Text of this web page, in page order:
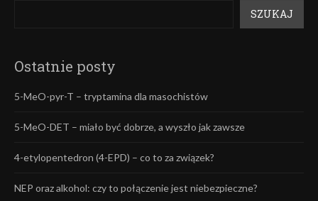
SZUKAJ
Ostatnie posty
5-MeO-pyr-T – tryptamina dla masochistów
5-MeO-DET – miało być dobrze, a wyszło jak zawsze
4-etylopentedron (4-EPD) – co to za związek?
NEP oraz alkohol: czy to połączenie jest niebezpieczne?